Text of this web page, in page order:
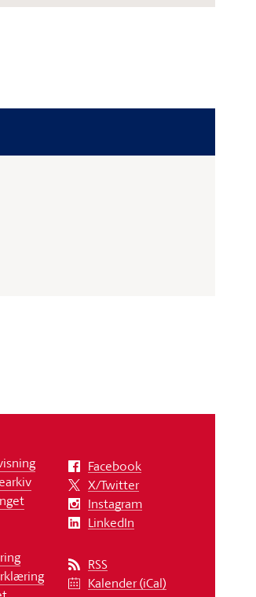
Facebook
X/Twitter
Instagram
LinkedIn
RSS
Kalender (iCal)